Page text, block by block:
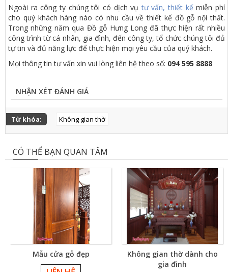
Ngoài ra công ty chúng tôi có dịch vụtư vấn, thiết kếmiễn phí
cho quý khách hàng nào có nhu cầu về thiết kế đồ gỗ nội thất.
Trong những năm qua Đồ gỗ Hưng Long đã thực hiện rất nhiều
công trình từ cá nhân, gia đình, đến công ty, tổ chức chúng tôi đủ
tự tin và đủ năng lực để thực hiện mọi yêu cầu của quý khách.
Mọi thông tin tư vấn xin vui lòng liên hệ theo số: 094 595 8888
NHẬN XÉT ĐÁNH GIÁ
Từ khóa: Không gian thờ
CÓ THỂ BẠN QUAN TÂM
Mẫu cửa gỗ đẹp
Không gian thờ dành cho
gia đình